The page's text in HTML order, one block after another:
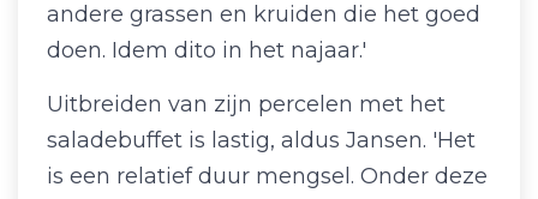
andere grassen en kruiden die het goed
doen. Idem dito in het najaar.'
Uitbreiden van zijn percelen met het
saladebuffet is lastig, aldus Jansen. 'Het
is een relatief duur mengsel. Onder deze